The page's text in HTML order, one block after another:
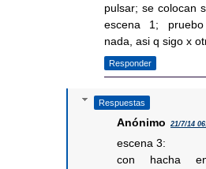
pulsar; se colocan
escena 1;
nada, asi q sigo x
Responder
Respuestas
Anónimo 21/7/14
escena 3:
con hacha